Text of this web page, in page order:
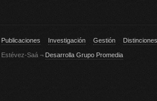
Publicaciones Investigación Gestión Distinciones
Saá ¬ Desarrolla Grupo Promedia